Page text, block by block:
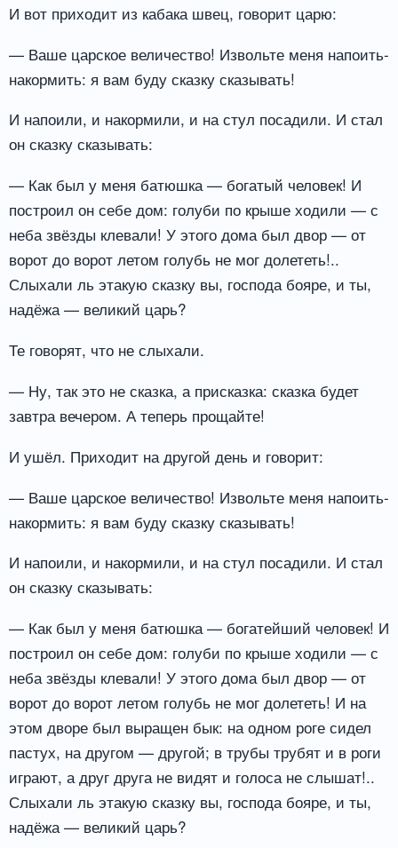
И вот приходит из кабака швец, говорит царю:
— Ваше царское величество! Извольте меня напоить-
накормить: я вам буду сказку сказывать!
И напоили, и накормили, и на стул посадили. И стал
он сказку сказывать:
— Как был у меня батюшка — богатый человек! И
построил он себе дом: голуби по крыше ходили — с
неба звёзды клевали! У этого дома был двор — от
ворот до ворот летом голубь не мог долететь!..
Слыхали ль этакую сказку вы, господа бояре, и ты,
надёжа — великий царь?
Те говорят, что не слыхали.
— Ну, так это не сказка, а присказка: сказка будет
завтра вечером. А теперь прощайте!
И ушёл. Приходит на другой день и говорит:
— Ваше царское величество! Извольте меня напоить-
накормить: я вам буду сказку сказывать!
И напоили, и накормили, и на стул посадили. И стал
он сказку сказывать:
— Как был у меня батюшка — богатейший человек! И
построил он себе дом: голуби по крыше ходили — с
неба звёзды клевали! У этого дома был двор — от
ворот до ворот летом голубь не мог долететь! И на
этом дворе был выращен бык: на одном роге сидел
пастух, на другом — другой; в трубы трубят и в роги
играют, а друг друга не видят и голоса не слышат!..
Слыхали ль этакую сказку вы, господа бояре, и ты,
надёжа — великий царь?